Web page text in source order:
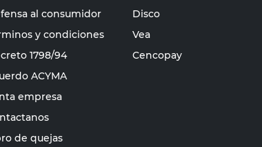
al consumidor
y condiciones
1798/94
ACYMA
empresa
de quejas
Disco
Vea
Cencopay